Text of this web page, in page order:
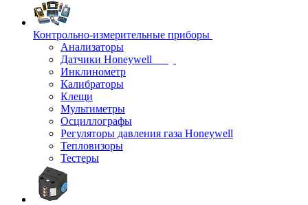
Контрольно-измерительные приборы
Анализаторы
Датчики Honeywell
Инклинометр
Калибраторы
Клещи
Мультиметры
Осциллографы
Регуляторы давления газа Honeywell
Тепловизоры
Тестеры